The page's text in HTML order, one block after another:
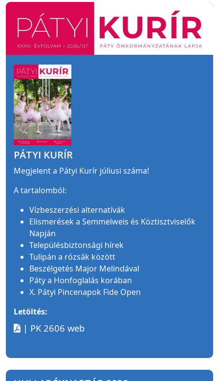
PÁTYI KURÍR
Megjelent a Pátyi Kurír júliusi száma!
A tartalomból:
Vízbeszerzési alternatívák
Elismerések a Semmelweis és Köztisztviselők
Napján
Településbiztonsági hírek
Tulipán a rózsák között
Beszélgetés Major Melindával
Páty a Honfoglalás korában
X. Pátyi Pincenapok Fide Open
Letöltés:
| PK 2606 web